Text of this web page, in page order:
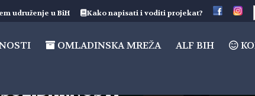
udruženje u BiH Kako napisati i voditi projekat?
OMLADINSKA MREŽA ALF BIH